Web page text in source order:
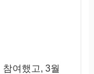
여했고, 3월